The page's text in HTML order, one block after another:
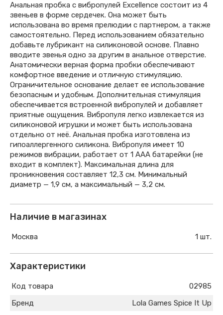
Анальная пробка с вибропулей Excellence состоит из 4
звеньев в форме сердечек. Она может быть
использована во время прелюдии с партнером, а также
самостоятельно. Перед использованием обязательно
добавьте лубрикант на силиконовой основе. Плавно
вводите звенья одно за другим в анальное отверстие.
Анатомически верная форма пробки обеспечивают
комфортное введение и отличную стимуляцию.
Ограничительное основание делает ее использование
безопасным и удобным. Дополнительная стимуляция
обеспечивается встроенной вибропулей и добавляет
приятные ощущения. Вибропуля легко извлекается из
силиконовой игрушки и может быть использована
отдельно от неё. Анальная пробка изготовлена из
гипоаллергенного силикона. Вибропуля имеет 10
режимов вибрации, работает от 1 ААА батарейки (не
входит в комплект). Максимальная длина для
проникновения составляет 12,3 см. Минимальный
диаметр — 1,9 см, а максимальный — 3,2 см.
Наличие в магазинах
Москва 1 шт.
Характеристики
Код товара
02985
Бренд
Lola Games Spice It Up